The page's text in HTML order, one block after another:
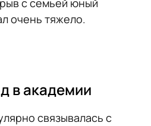
с семьей юный
очень тяжело.
в академии
связывалась с